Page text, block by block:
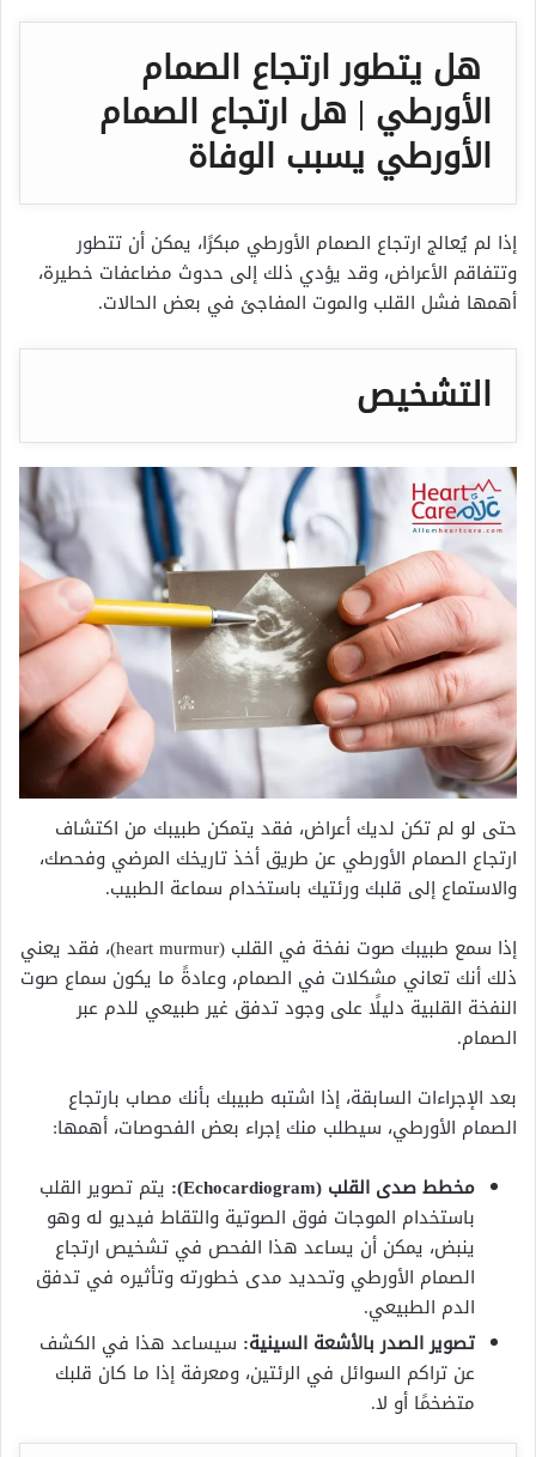
هل يتطور ارتجاع الصمام
الأورطي | هل ارتجاع الصمام
الأورطي يسبب الوفاة
إذا لم يُعالج ارتجاع الصمام الأورطي مبكرًا، يمكن أن تتطور
وتتفاقم الأعراض، وقد يؤدي ذلك إلى حدوث مضاعفات خطيرة،
أهمها فشل القلب والموت المفاجئ في بعض الحالات.
التشخيص
حتى لو لم تكن لديك أعراض، فقد يتمكن طبيبك من اكتشاف
ارتجاع الصمام الأورطي عن طريق أخذ تاريخك المرضي وفحصك،
والاستماع إلى قلبك ورئتيك باستخدام سماعة الطبيب.
إذا سمع طبيبك صوت نفخة في القلب (heart murmur)، فقد يعني
ذلك أنك تعاني مشكلات في الصمام، وعادةً ما يكون سماع صوت
النفخة القلبية دليلًا على وجود تدفق غير طبيعي للدم عبر
الصمام.
بعد الإجراءات السابقة، إذا اشتبه طبيبك بأنك مصاب بارتجاع
الصمام الأورطي، سيطلب منك إجراء بعض الفحوصات، أهمها:
مخطط صدى القلب (Echocardiogram):
يتم تصوير القلب
باستخدام الموجات فوق الصوتية والتقاط فيديو له وهو
ينبض، يمكن أن يساعد هذا الفحص في تشخيص ارتجاع
الصمام الأورطي وتحديد مدى خطورته وتأثيره في تدفق
الدم الطبيعي.
تصوير الصدر بالأشعة السينية: سيساعد هذا في الكشف
عن تراكم السوائل في الرئتين، ومعرفة إذا ما كان قلبك
متضخمًا أو لا.